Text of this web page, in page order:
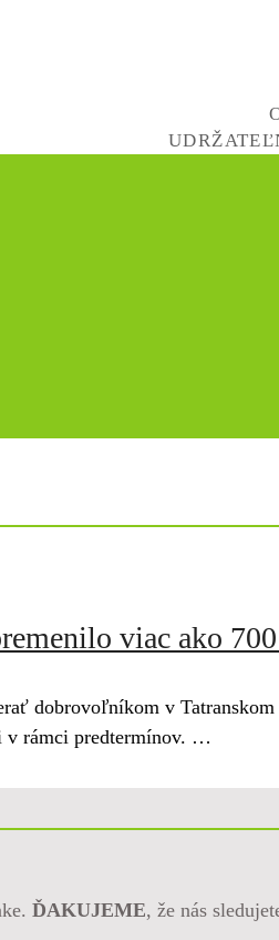
viac ako
dobrovoľníkom v
v rámci predtermínov. …
ĎAKUJEME, že nás